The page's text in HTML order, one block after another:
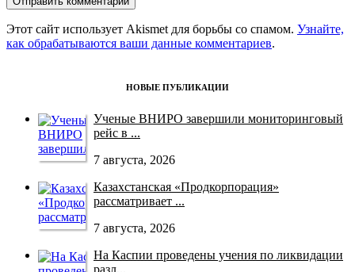
Этот сайт использует Akismet для борьбы со спамом. Узнайте,
как обрабатываются ваши данные комментариев.
НОВЫЕ ПУБЛИКАЦИИ
Ученые ВНИРО завершили мониторинговый
рейс в ...
7 августа, 2026
Казахстанская «Продкорпорация»
рассматривает ...
7 августа, 2026
На Каспии проведены учения по ликвидации